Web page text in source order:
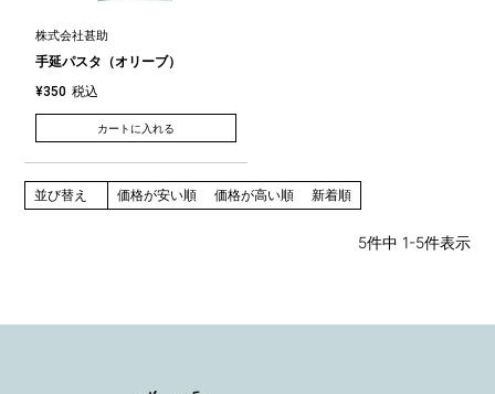
株式会社甚助
手延パスタ（オリーブ）
¥350 税込
カートに入れる
並び替え 価格が安い順 価格が高い順 新着順
5件中 1-5件表示